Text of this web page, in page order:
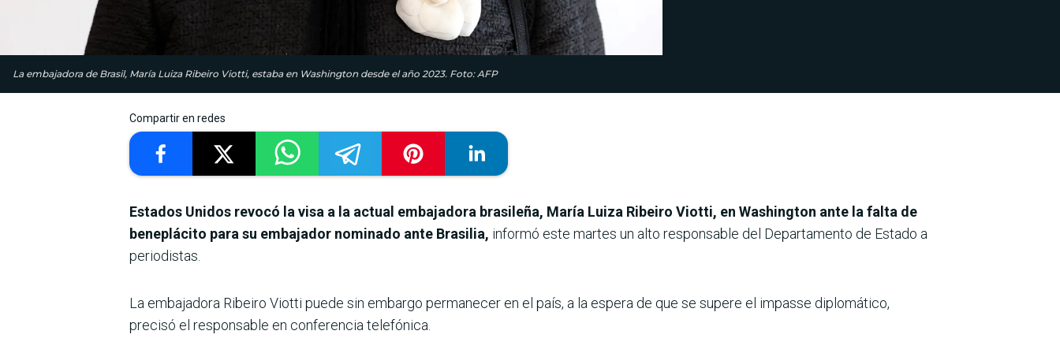
La embajadora de Brasil, María Luiza Ribeiro Viotti, estaba en Washington desde el año 2023. Foto: AFP
Compartir en redes
Estados Unidos revocó la visa a la actual embajadora brasileña, María Luiza Ribeiro Viotti, en Washington ante la falta de
beneplácito para su embajador nominado ante Brasilia, informó este martes un alto responsable del Departamento de Estado a
periodistas.
La embajadora Ribeiro Viotti puede sin embargo permanecer en el país, a la espera de que se supere el impasse diplomático,
precisó el responsable en conferencia telefónica.